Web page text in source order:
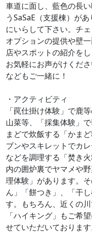
車道に面し、藍色の長
うSaSaE（支援棟）が
にいらして下さい。チ
オプションの提供や壁
店やスポットの紹介を
お気軽にお声がけくだ
などもご一緒に！
・アクティビティ
「罠仕掛け体験」で鹿
山菜等、「採集体験」
まどで炊飯する「かま
ブンやスキレットでカ
などを調理する「焚き
内の囲炉裏でヤマメや
理体験」があります。
ん」「餅つき」、「干
す。もちろん、近くの
「ハイキング」もご希
せていただいております